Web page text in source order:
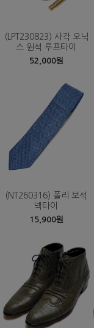
(LPT230823) 사각 오닉
스 원석 루프타이
52,000원
(NT260316) 폴리 보석
넥타이
15,900원